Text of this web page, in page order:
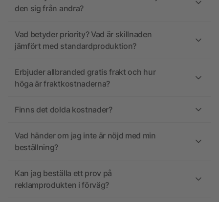
den sig från andra?
Vad betyder priority? Vad är skillnaden
jämfört med standardproduktion?
Erbjuder allbranded gratis frakt och hur
höga är fraktkostnaderna?
Finns det dolda kostnader?
Vad händer om jag inte är nöjd med min
beställning?
Kan jag beställa ett prov på
reklamprodukten i förväg?